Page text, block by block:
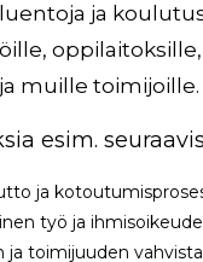
ja
muille toimijoille.
esim.
ja
työ ja
ja toimijuuden